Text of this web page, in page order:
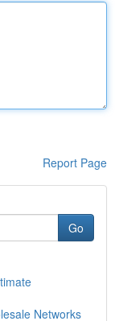
Report Page
Go
Networks